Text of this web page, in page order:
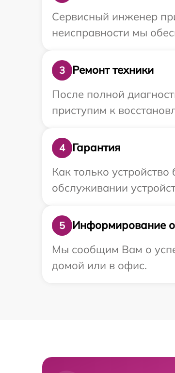
Сервисный инженер
неисправности мы
3
Ремонт техники
После полной
приступим к
4
Гарантия
Как только
обслуживании
5
Информирование о
Мы сообщим Вам о
домой или в офис.